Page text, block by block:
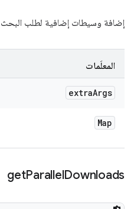
إضافة وسيطات إضافية لطلب البحث
المعلَمات
extraArgs
Map
getParallelDownloads